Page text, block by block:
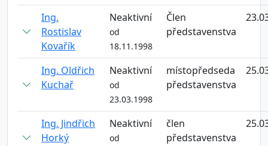
Ing.
Rostislav
Kovařík
Neaktivní
od
18.11.1998
Člen
představenstva
Ing. Oldřich
Kuchař
Neaktivní
od
23.03.1998
místopředseda
představenstva
Ing. Jindřich
Horký
Neaktivní
od
člen
představenstva